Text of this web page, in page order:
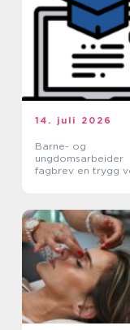
14. juli 2026
Barne- og
ungdomsarbeider
fagbrev en trygg vei til